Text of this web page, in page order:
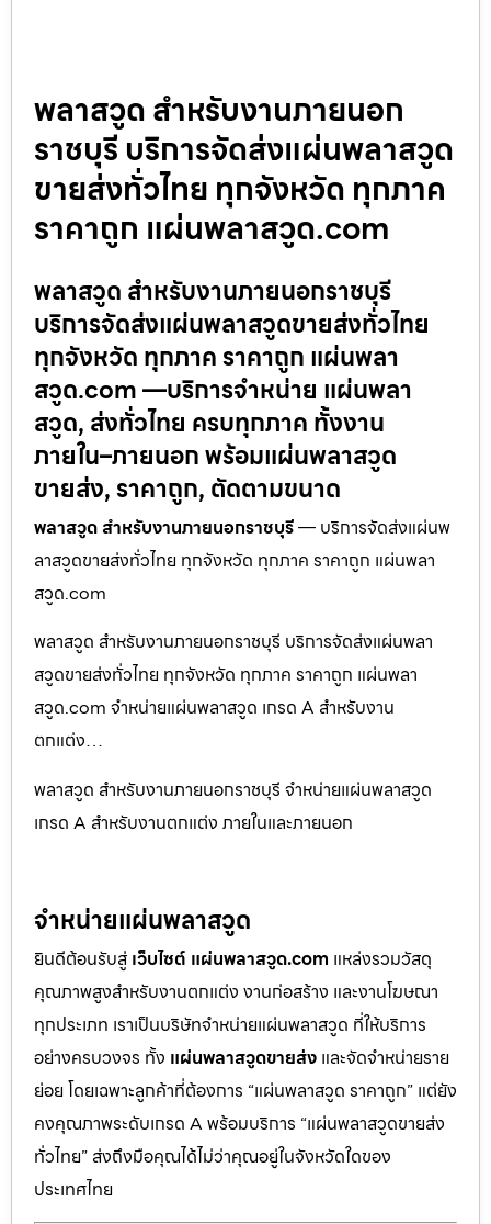
พลาสวูด สำหรับงานภายนอก
ราชบุรี บริการจัดส่งแผ่นพลาสวูด
ขายส่งทั่วไทย ทุกจังหวัด ทุกภาค
ราคาถูก แผ่นพลาสวูด.com
พลาสวูด สำหรับงานภายนอกราชบุรี
บริการจัดส่งแผ่นพลาสวูดขายส่งทั่วไทย
ทุกจังหวัด ทุกภาค ราคาถูก แผ่นพลา
สวูด.com —บริการจำหน่าย แผ่นพลา
สวูด, ส่งทั่วไทย ครบทุกภาค ทั้งงาน
ภายใน–ภายนอก พร้อมแผ่นพลาสวูด
ขายส่ง, ราคาถูก, ตัดตามขนาด
พลาสวูด สำหรับงานภายนอกราชบุรี— บริการจัดส่งแผ่นพ
ลาสวูดขายส่งทั่วไทย ทุกจังหวัด ทุกภาค ราคาถูก แผ่นพลา
สวูด.com
พลาสวูด สำหรับงานภายนอกราชบุรี บริการจัดส่งแผ่นพลา
สวูดขายส่งทั่วไทย ทุกจังหวัด ทุกภาค ราคาถูก แผ่นพลา
สวูด.com จำหน่ายแผ่นพลาสวูด เกรด A สำหรับงาน
ตกแต่ง…
พลาสวูด สำหรับงานภายนอกราชบุรี จำหน่ายแผ่นพลาสวูด
เกรด A สำหรับงานตกแต่ง ภายในและภายนอก
จำหน่ายแผ่นพลาสวูด
ยินดีต้อนรับสู่ เว็บไซต์ แผ่นพลาสวูด.com แหล่งรวมวัสดุ
คุณภาพสูงสำหรับงานตกแต่ง งานก่อสร้าง และงานโฆษณา
ทุกประเภท เราเป็นบริษัทจำหน่ายแผ่นพลาสวูด ที่ให้บริการ
อย่างครบวงจร ทั้ง แผ่นพลาสวูดขายส่ง และจัดจำหน่ายราย
ย่อย โดยเฉพาะลูกค้าที่ต้องการ “แผ่นพลาสวูด ราคาถูก” แต่ยัง
คงคุณภาพระดับเกรด A พร้อมบริการ “แผ่นพลาสวูดขายส่ง
ทั่วไทย” ส่งถึงมือคุณได้ไม่ว่าคุณอยู่ในจังหวัดใดของ
ประเทศไทย